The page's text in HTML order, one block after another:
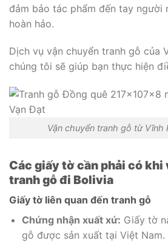
đảm bảo tác phẩm đến tay người
hoàn hảo.
Dịch vụ vận chuyển tranh gỗ của
chúng tôi sẽ giúp bạn thực hiện
Vận chuyển tranh gỗ từ Vĩnh
Các giấy tờ cần phải có khi
tranh gỗ đi Bolivia
Giấy tờ liên quan đến tranh gỗ
Chứng nhận xuất xứ: Giấy tờ
gỗ được sản xuất tại Việt Nam.